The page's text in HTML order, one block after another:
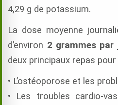
4,29 g de potassium.
La dose moyenne
d’environ 2 grammes par
deux principaux repas
• L’ostéoporose et les
• Les troubles cardio-